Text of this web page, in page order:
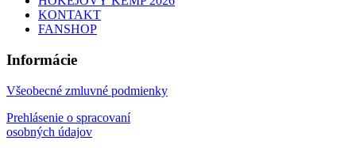
KONTAKT
FANSHOP
Informácie
Všeobecné zmluvné podmienky
Prehlásenie o spracovaní
osobných údajov